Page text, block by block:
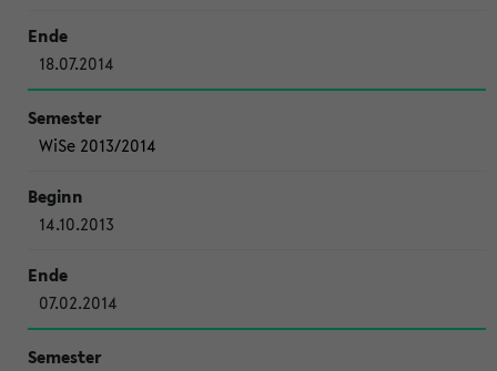
18.07.2014
WiSe 2013/2014
14.10.2013
07.02.2014